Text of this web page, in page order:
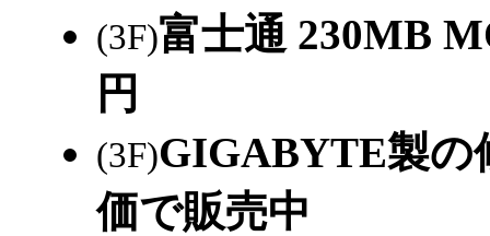
(3F)富士通 230MB
円
(3F)GIGABYTE製の
価で販売中